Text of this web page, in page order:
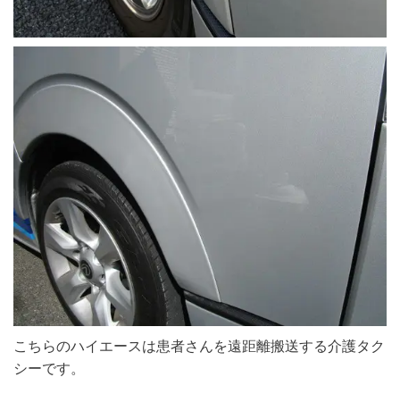
こちらのハイエースは患者さんを遠距離搬送する介護タク
シーです。